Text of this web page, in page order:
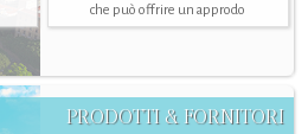
che può offrire un approdo
PRODOTTI & FORNITORI